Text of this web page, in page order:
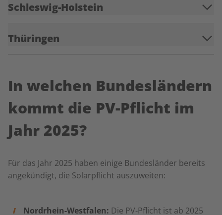
Schleswig-Holstein
Thüringen
In welchen Bundesländern
kommt die PV-Pflicht im
Jahr 2025?
Für das Jahr 2025 haben einige Bundesländer bereits
angekündigt, die Solarpflicht auszuweiten:
Nordrhein-Westfalen: Die PV-Pflicht ist ab 2025